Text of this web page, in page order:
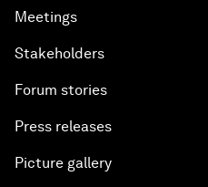
Meetings
Stakeholders
Forum stories
Press releases
Picture gallery